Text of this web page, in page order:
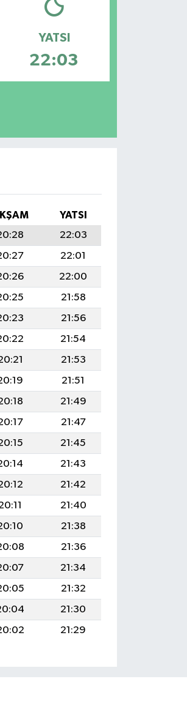
YATSI
22:03
YATSI
22:03
22:01
22:00
21:58
21:56
21:54
21:53
21:51
21:49
21:47
21:45
21:43
21:42
21:40
21:38
21:36
21:34
21:32
21:30
21:29